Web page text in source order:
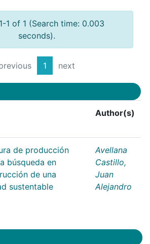
1 of 1 (Search time: 0.003
seconds).
1 next
Author(s)
de producción
búsqueda en
de una
sustentable
Avellana
Castillo,
Juan
Alejandro